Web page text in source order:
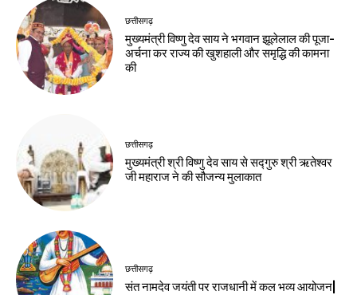
छत्तीसगढ़
मुख्यमंत्री विष्णु देव साय ने भगवान झूलेलाल की पूजा-
अर्चना कर राज्य की खुशहाली और समृद्धि की कामना
की
छत्तीसगढ़
मुख्यमंत्री श्री विष्णु देव साय से सद्गुरु श्री ऋतेश्वर
जी महाराज ने की सौजन्य मुलाकात
छत्तीसगढ़
संत नामदेव जयंती पर राजधानी में कल भव्य आयोजन|